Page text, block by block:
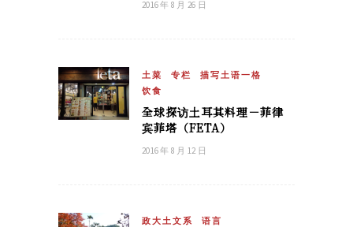
2016 年 8 月 26 日
土菜 专栏
描写土语一格
饮食
全球探访土耳其料理－菲律
宾菲塔（FETA）
2016 年 8 月 12 日
政大土文系 语言